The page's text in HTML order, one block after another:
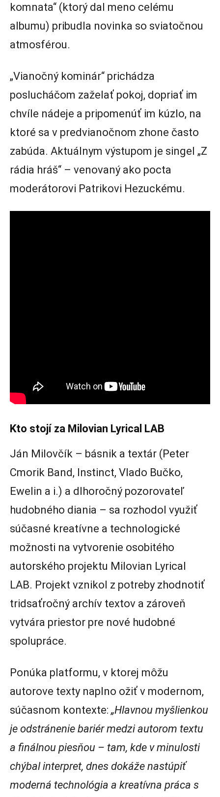
komnata“ (ktorý dal meno celému
albumu) pribudla novinka so sviatočnou
atmosférou.
„Vianočný kominár“ prichádza
poslucháčom zaželať pokoj, dopriať im
chvíle nádeje a pripomenúť im kúzlo, na
ktoré sa v predvianočnom zhone často
zabúda. Aktuálnym výstupom je singel „Z
rádia hráš“ – venovaný ako pocta
moderátorovi Patrikovi Hezuckému.
Kto stojí za Milovian Lyrical LAB
Ján Milovčík – básnik a textár (Peter
Cmorik Band, Instinct, Vlado Bučko,
Ewelin a i.) a dlhoročný pozorovateľ
hudobného diania – sa rozhodol využiť
súčasné kreatívne a technologické
možnosti na vytvorenie osobitého
autorského projektu Milovian Lyrical
LAB. Projekt vznikol z potreby zhodnotiť
tridsaťročný archív textov a zároveň
vytvára priestor pre nové hudobné
spolupráce.
Ponúka platformu, v ktorej môžu
autorove texty naplno ožiť v modernom,
súčasnom kontexte: „Hlavnou myšlienkou
je odstránenie bariér medzi autorom textu
a finálnou piesňou – tam, kde v minulosti
chýbal interpret, dnes dokáže nastúpiť
moderná technológia a kreatívna práca s